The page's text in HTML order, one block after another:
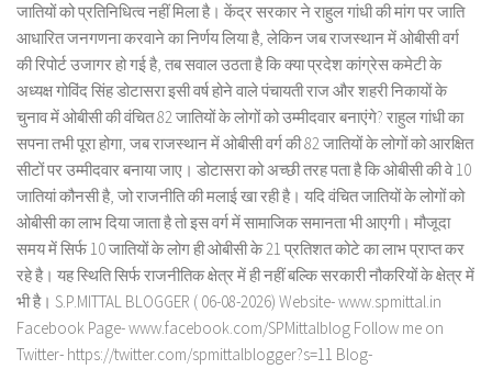
जातियों को प्रतिनिधित्व नहीं मिला है। केंद्र सरकार ने राहुल गांधी की मांग पर जाति
आधारित जनगणना करवाने का निर्णय लिया है, लेकिन जब राजस्थान में ओबीसी वर्ग
की रिपोर्ट उजागर हो गई है, तब सवाल उठता है कि क्या प्रदेश कांग्रेस कमेटी के
अध्यक्ष गोविंद सिंह डोटासरा इसी वर्ष होने वाले पंचायती राज और शहरी निकायों के
चुनाव में ओबीसी की वंचित 82 जातियों के लोगों को उम्मीदवार बनाएंगे? राहुल गांधी का
सपना तभी पूरा होगा, जब राजस्थान में ओबीसी वर्ग की 82 जातियों के लोगों को आरक्षित
सीटों पर उम्मीदवार बनाया जाए। डोटासरा को अच्छी तरह पता है कि ओबीसी की वे 10
जातियां कौनसी है, जो राजनीति की मलाई खा रही है। यदि वंचित जातियों के लोगों को
ओबीसी का लाभ दिया जाता है तो इस वर्ग में सामाजिक समानता भी आएगी। मौजूदा
समय में सिर्फ 10 जातियों के लोग ही ओबीसी के 21 प्रतिशत कोटे का लाभ प्राप्त कर
रहे है। यह स्थिति सिर्फ राजनीतिक क्षेत्र में ही नहीं बल्कि सरकारी नौकरियों के क्षेत्र में
भी है। S.P.MITTAL BLOGGER ( 06-08-2026) Website- www.spmittal.in
Facebook Page- www.facebook.com/SPMittalblog Follow me on
Twitter- https://twitter.com/spmittalblogger?s=11 Blog-